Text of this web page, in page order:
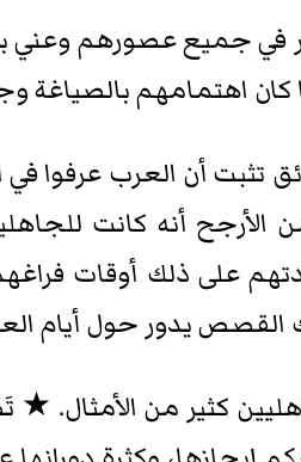
في جميع عصورهم وعني به
كان اهتمامهم بالصياغة
تثبت أن العرب عرفوا
الأرجح أنه كانت
على ذلك أوقات
يدور حول أيام
كثير من الأمثال. ★